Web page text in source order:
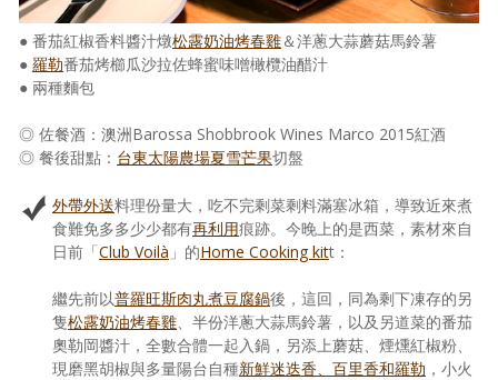
● 番茄紅椒香料醬汁燉松露奶油烤春雞＆洋蔥大蒜蘑菇馬鈴薯
● 羅勒番茄烤櫛瓜沙拉佐蜂蜜味噌橄欖油醋汁
● 兩種麵包
◎ 佐餐酒：澳洲Barossa Shobbrook Wines Marco 2015紅酒
◎ 餐後甜點： 台東太陽農場夏雪芒果切盤
外帶外送料理份量大，吃不完剩菜剩料滿塞冰箱，導致近來煮
食難免多多少少都有再利用痕跡。今晚上的是西菜，素材來自
日前「Club Voilà 」的Home Cooking kitt：
繼先前以普羅旺斯肉丸煮豆腐鍋後，這回，同為剩下凍存的另
隻松露奶油烤春雞、半份洋蔥大蒜馬鈴薯，以及另道菜的番茄
奧勒岡醬汁，全數合體一起入鍋，另添上蘑菇、煙燻紅椒粉、
現磨黑胡椒與多量陽台自種新鮮迷迭香、百里香和羅勒 ，小火